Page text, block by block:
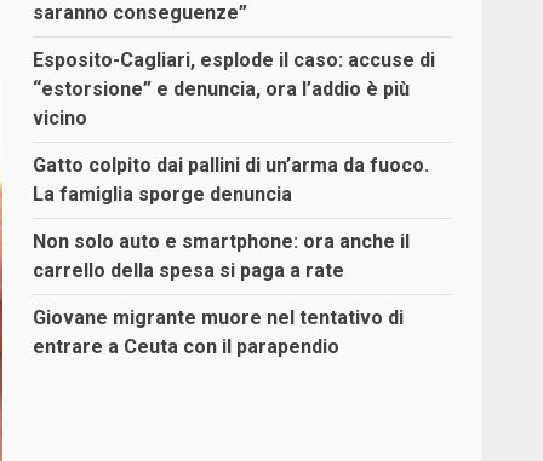
saranno conseguenze”
Esposito-Cagliari, esplode il caso: accuse di
“estorsione” e denuncia, ora l’addio è più
vicino
Gatto colpito dai pallini di un’arma da fuoco.
La famiglia sporge denuncia
Non solo auto e smartphone: ora anche il
carrello della spesa si paga a rate
Giovane migrante muore nel tentativo di
entrare a Ceuta con il parapendio